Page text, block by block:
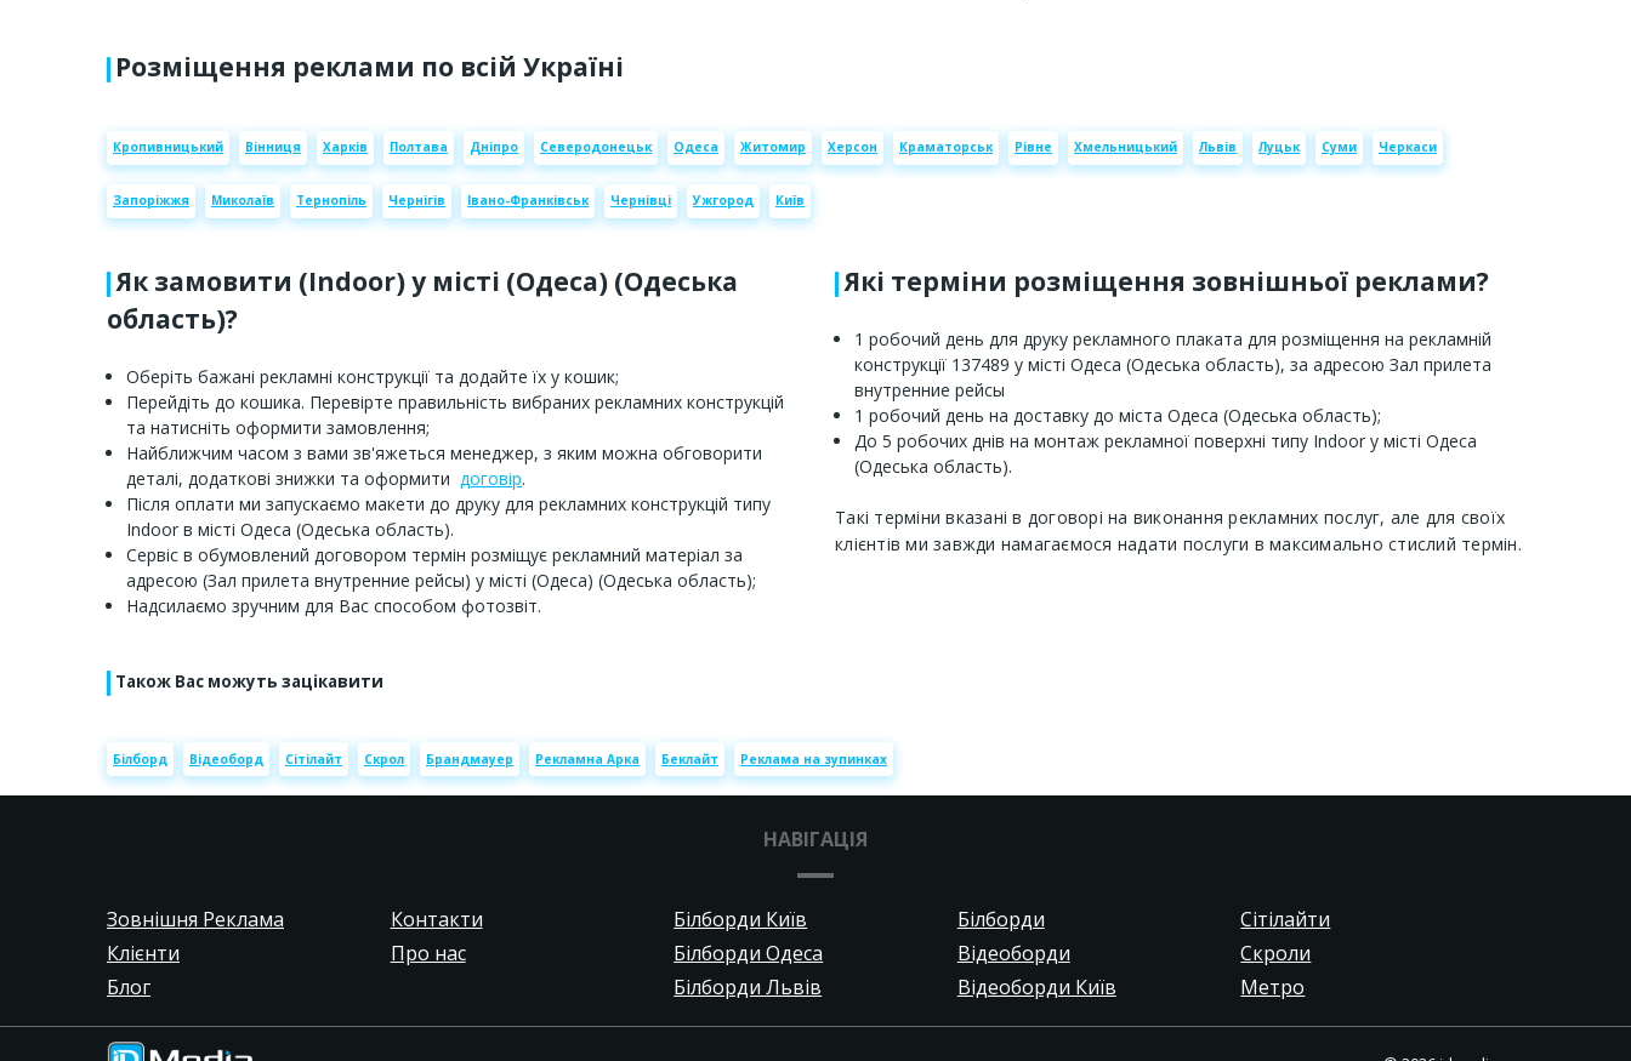
Розміщення реклами по всій Україні
Кропивницький Вінниця Харків Полтава Дніпро Северодонецьк Одеса Житомир Херсон Краматорськ Рівне Хмельницький Львів Луцьк Суми Черкаси
Запоріжжя Миколаїв Тернопіль Чернігів Івано-Франківськ Чернівці Ужгород Київ
Як замовити (Indoor) у місті (Одеса) (Одеська
область)?
Оберіть бажані рекламні конструкції та додайте їх у кошик;
Перейдіть до кошика. Перевірте правильність вибраних рекламних конструкцій
та натисніть оформити замовлення;
Найближчим часом з вами зв'яжеться менеджер, з яким можна обговорити
деталі, додаткові знижки та оформити договір.
Після оплати ми запускаємо макети до друку для рекламних конструкцій типу
Indoor в місті Одеса (Одеська область).
Сервіс в обумовлений договором термін розміщує рекламний матеріал за
адресою (Зал прилета внутренние рейсы) у місті (Одеса) (Одеська область);
Надсилаємо зручним для Вас способом фотозвіт.
Які терміни розміщення зовнішньої реклами?
1 робочий день для друку рекламного плаката для розміщення на рекламній
конструкції 137489 у місті Одеса (Одеська область), за адресою Зал прилета
внутренние рейсы
1 робочий день на доставку до міста Одеса (Одеська область);
До 5 робочих днів на монтаж рекламної поверхні типу Indoor у місті Одеса
(Одеська область).
Такі терміни вказані в договорі на виконання рекламних послуг, але для своїх
клієнтів ми завжди намагаємося надати послуги в максимально стислий термін.
Також Вас можуть зацікавити
Білборд Відеоборд Сітілайт Скрол Брандмауер Рекламна Арка Беклайт Реклама на зупинках
НАВІГАЦІЯ
Зовнішня Реклама
Білборди Львів
Клієнти
Білборди
Блог
Відеоборди
Контакти
Відеоборди Київ
Про нас
Сітілайти
Білборди Київ
Скроли
Білборди Одеса
Метро